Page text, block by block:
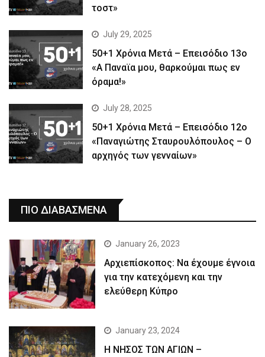
τοστ»
July 29, 2025
50+1 Χρόνια Μετά – Επεισόδιο 13ο
«Α Παναϊα μου, θαρκούμαι πως εν
όραμα!»
July 28, 2025
50+1 Χρόνια Μετά – Επεισόδιο 12ο
«Παναγιώτης Σταυρουλόπουλος – Ο
αρχηγός των γενναίων»
ΠΙΟ ΔΙΑΒΑΣΜΕΝΑ
January 26, 2023
Αρχιεπίσκοπος: Να έχουμε έγνοια
για την κατεχόμενη και την
ελεύθερη Κύπρο
January 23, 2024
Η ΝΗΣΟΣ ΤΩΝ ΑΓΙΩΝ –